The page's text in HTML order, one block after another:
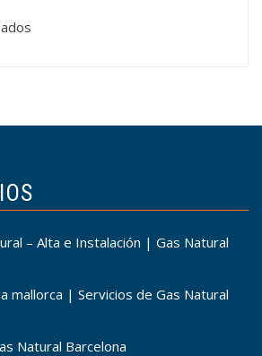
– Alta e Instalación | Gas Natural
mallorca | Servicios de Gas Natural
Natural Barcelona